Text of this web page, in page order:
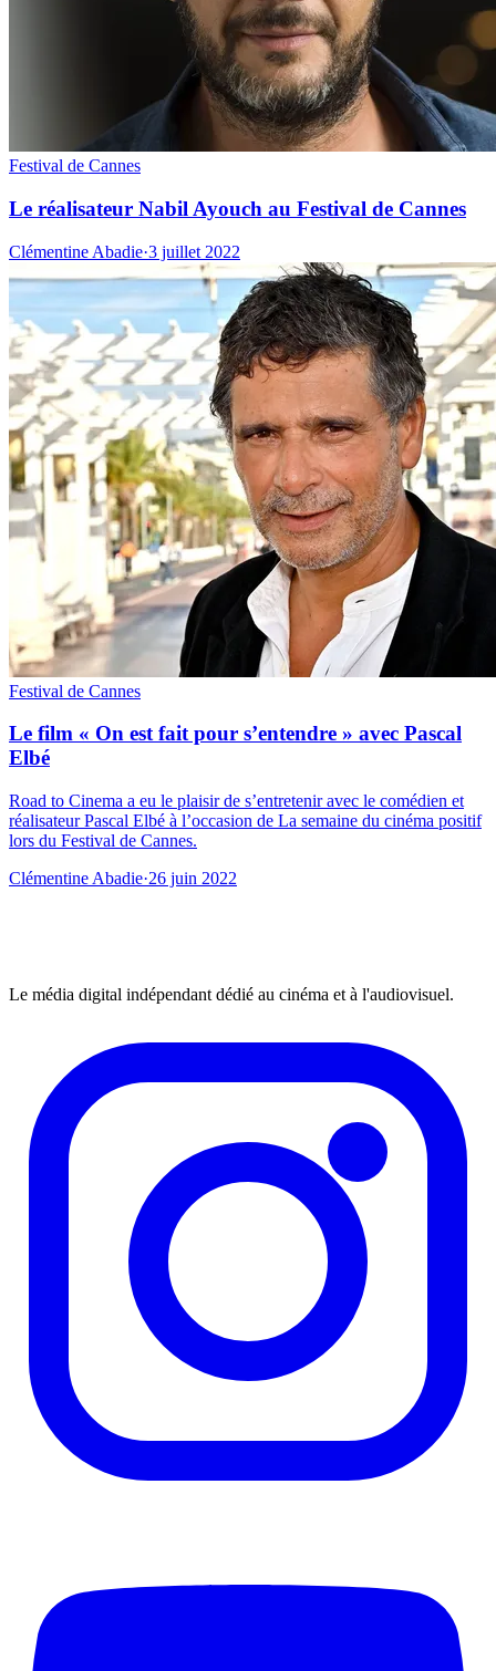
Festival de Cannes
Le réalisateur Nabil Ayouch au Festival de Cannes
Clémentine Abadie·3 juillet 2022
Festival de Cannes
Le film « On est fait pour s’entendre » avec Pascal
Elbé
Road to Cinema a eu le plaisir de s’entretenir avec le comédien et
réalisateur Pascal Elbé à l’occasion de La semaine du cinéma positif
lors du Festival de Cannes.
Clémentine Abadie·26 juin 2022
Le média digital indépendant dédié au cinéma et à l'audiovisuel.